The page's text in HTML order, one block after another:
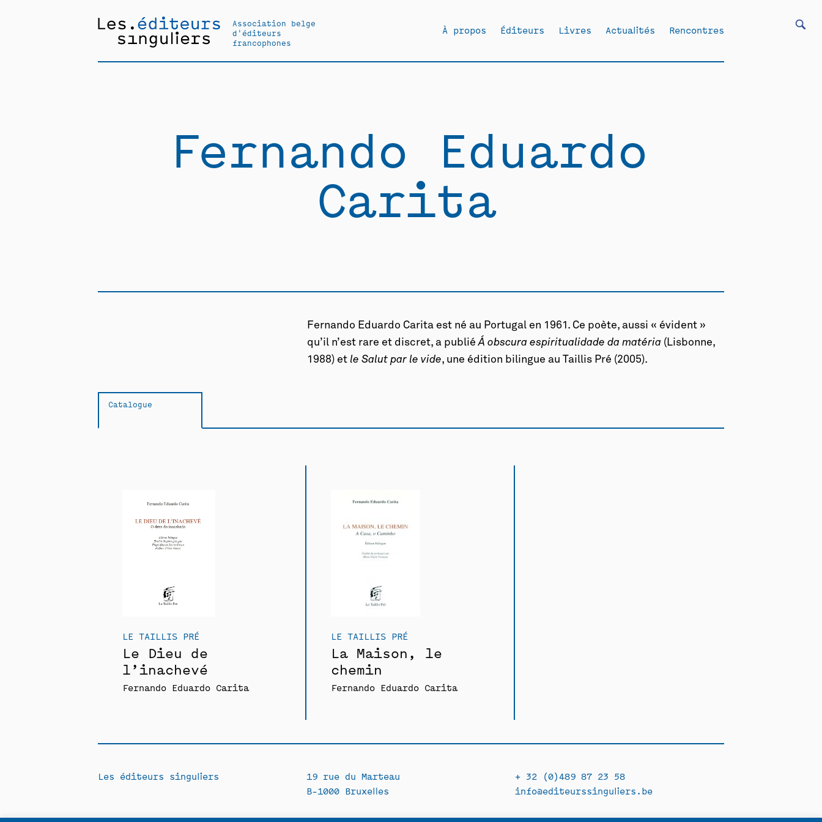
Association belge
d'éditeurs
francophones
À propos Éditeurs Livres Actualités Rencontres
Fernando Eduardo
Carita
Fernando Eduardo Carita est né au Portugal en 1961. Ce poète, aussi « évident »
qu’il n’est rare et discret, a publiéÁ obscura espiritualidade da matéria (Lisbonne,
1988) etle Salut par le vide, une édition bilingue au Taillis Pré (2005).
Catalogue
LE TAILLIS PRÉ
Le Dieu de
l’inachevé
Fernando Eduardo Carita
LE TAILLIS PRÉ
La Maison, le
chemin
Fernando Eduardo Carita
Les éditeurs singuliers
19 rue du Marteau
B-1000 Bruxelles
+ 32 (0)489 87 23 58
info@editeurssinguliers.be